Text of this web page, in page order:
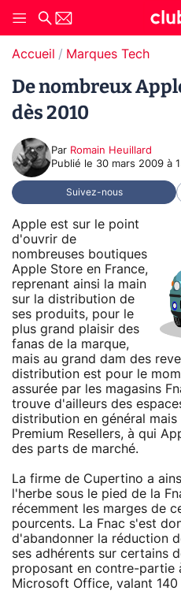
Accueil Marques Tech
De nombreux
dès 2010
Par Romain Heuillard
Publié le 30 mars 2009 à
Suivez-nous
Apple est sur le point
d'ouvrir de
nombreuses boutiques
Apple Store en France,
reprenant ainsi la main
sur la distribution de
ses produits, pour le
plus grand plaisir des
fanas de la marque,
mais au grand dam des
distribution est pour le
assurée par les magasins
trouve d'ailleurs des
distribution en général mais
Premium Resellers, à qui
des parts de marché.
La firme de Cupertino a
l'herbe sous le pied de la
récemment les marges de
pourcents. La Fnac s'est
d'abandonner la réduction
ses adhérents sur certains
proposant en contre-partie
Microsoft Office, valant 140